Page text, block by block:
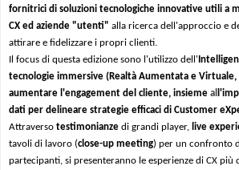
fornitrici di soluzioni tecnologiche innovative utili a
CX ed aziende "utenti" alla ricerca dell'approccio e
attirare e fidelizzare i propri clienti.
Il focus di questa edizione sono l'utilizzo dell'
tecnologie immersive (Realtà Aumentata e
aumentare l'engagement del cliente, insieme al
dati per delineare strategie efficaci di Customer
Attraverso testimonianze di grandi player, live
tavoli di lavoro (close-up meeting) per un confronto
partecipanti, si presenteranno le esperienze di CX